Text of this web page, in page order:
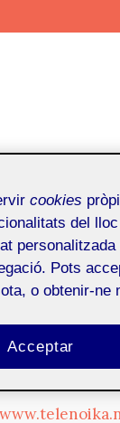
31 de mayo de
cookies
del
Pots
o obtenir-ne
Acceptar